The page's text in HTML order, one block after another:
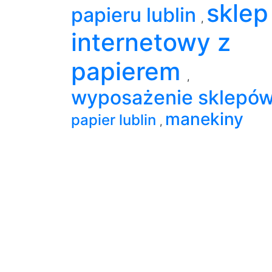
papieru lublin , sklep
internetowy z
papierem
,
wyposażenie
papier lublin , manekiny